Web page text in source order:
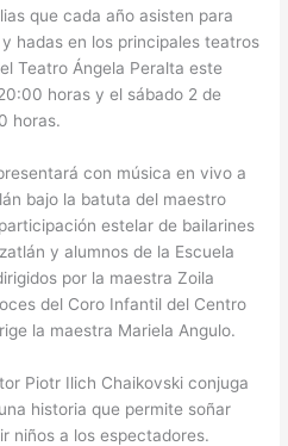
que cada año asisten para
hadas en los principales teatros
Teatro Ángela Peralta este
horas y el sábado 2 de
horas.
con música en vivo a
bajo la batuta del maestro
estelar de bailarines
y alumnos de la Escuela
por la maestra Zoila
del Coro Infantil del Centro
la maestra Mariela Angulo.
Piotr Ilich Chaikovski conjuga
historia que permite soñar
niños a los espectadores.